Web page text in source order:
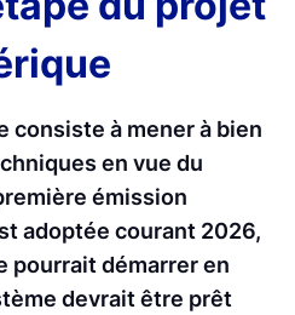
consiste à mener à bien
en vue du
émission
adoptée courant 2026,
pourrait démarrer en
devrait être prêt